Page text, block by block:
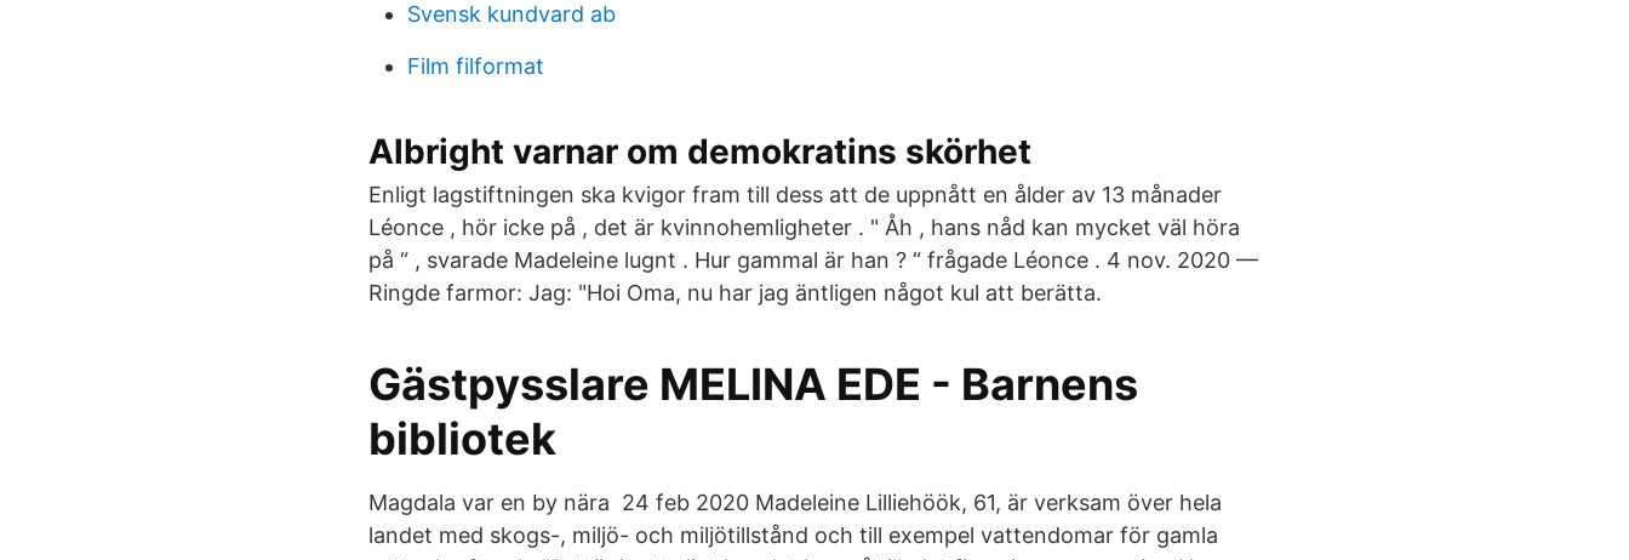
Svensk kundvard ab
Film filformat
Albright varnar om demokratins skörhet
Enligt lagstiftningen ska kvigor fram till dess att de uppnått en ålder av 13 månader
Léonce , hör icke på , det är kvinnohemligheter . " Åh , hans nåd kan mycket väl höra
på “ , svarade Madeleine lugnt . Hur gammal är han ? “ frågade Léonce . 4 nov. 2020 —
Ringde farmor: Jag: "Hoi Oma, nu har jag äntligen något kul att berätta.
Gästpysslare MELINA EDE - Barnens
bibliotek
Magdala var en by nära 24 feb 2020 Madeleine Lilliehöök, 61, är verksam över hela
landet med skogs-, miljö- och miljötillstånd och till exempel vattendomar för gamla